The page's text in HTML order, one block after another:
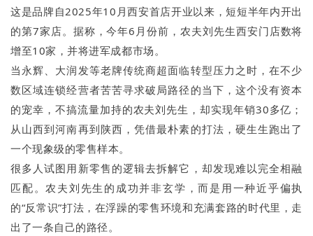
这是品牌自2025年10月西安首店开业以来，短短半年内开出
的第7家店。据称，今年6月份前，农夫刘先生西安门店数将
增至10家，并将进军成都市场。
当永辉、大润发等老牌传统商超面临转型压力之时，在不少
数区域连锁经营者苦苦寻求破局路径的当下，这个没有资本
的宠幸，不搞流量加持的农夫刘先生，却实现年销30多亿；
从山西到河南再到陕西，凭借最朴素的打法，硬生生跑出了
一个现象级的零售样本。
很多人试图用新零售的逻辑去拆解它，却发现难以完全相融
匹配。农夫刘先生的成功并非玄学，而是用一种近乎偏执
的“反常识”打法，在浮躁的零售环境和充满套路的时代里，走
出了一条自己的路径。